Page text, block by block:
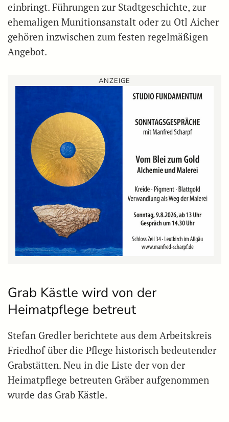
einbringt. Führungen zur Stadtgeschichte, zur
ehemaligen Munitionsanstalt oder zu Otl Aicher
gehören inzwischen zum festen regelmäßigen
Angebot.
ANZEIGE
Grab Kästle wird von der
Heimatpflege betreut
Stefan Gredler berichtete aus dem Arbeitskreis
Friedhof über die Pflege historisch bedeutender
Grabstätten. Neu in die Liste der von der
Heimatpflege betreuten Gräber aufgenommen
wurde das Grab Kästle.